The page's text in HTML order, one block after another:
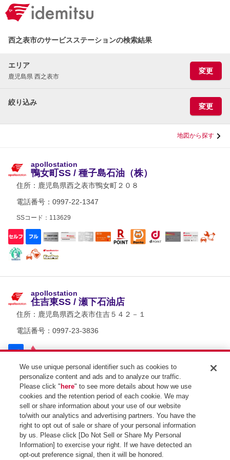
西之表市のサービスステーションの検索結果
エリア
鹿児島県 西之表市
変更
絞り込み 変更
地図から探す
apollostation
鴨女町SS / 種子島石油（株）
住所： 鹿児島県西之表市鴨女町２０８
電話番号：0997-22-1347
SSコード：113629
apollostation
住吉東SS / 瀬下石油店
住所： 鹿児島県西之表市住吉５４２－１
電話番号：0997-23-3836
apollostation
西之表SS / 種子島石油（株）
住所：
鹿児島県西之表市東町４９
電話番号：0997-22-1345
SSコード：120078
We use unique personal identifier such as cookies to
personalize content and ads and to analyze our traffic.
Please click " here" to see more details about how we use
cookies and the retention period of each cookie. We may
sell or share information about your use of our website
to/with our analytics and advertising partners. You have the
right to opt out of sale or share of your personal information
by us. Please click [Do Not Sell or Share My Personal
Information] to exercise your right. If we have detected an
opt-out preference signal, then it will be honored.